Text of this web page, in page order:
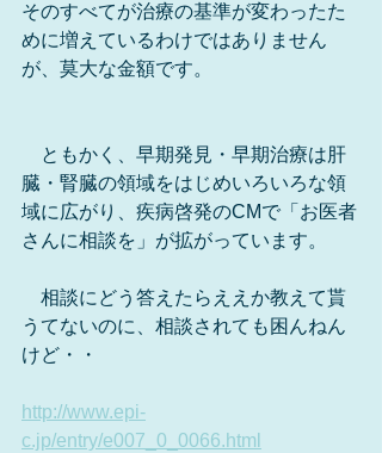
そのすべてが治療の基準が変わったた
めに増えているわけではありません
が、莫大な金額です。
ともかく、早期発見・早期治療は肝
臓・腎臓の領域をはじめいろいろな領
域に広がり、疾病啓発のCMで「お医者
さんに相談を」が拡がっています。
相談にどう答えたらええか教えて貰
うてないのに、相談されても困んねん
けど・・
http://www.epi-
c.jp/entry/e007_0_0066.html